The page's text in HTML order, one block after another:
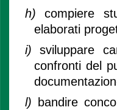
h)compiere
elaborati
i)sviluppare
confronti del
l)
bandire